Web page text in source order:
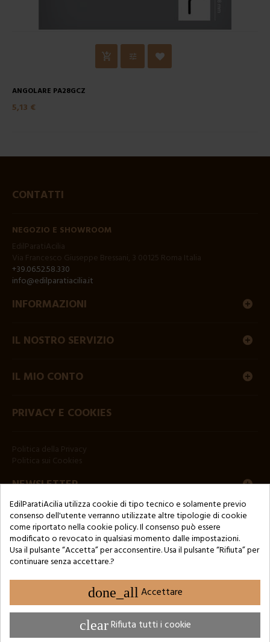
ANGOLARE PA28GCZ
5,13 €
CONTATTI
NEGOZIO E SHOWROOM
+39.06.52.58.330
info@edilparatiacilia.it
INFORMAZIONI
IL NOSTRO SERVIZIO
IL MIO CONTO
PRIVACY E COOKIES
NEWSLETTER
Copyright © 2024 by 3Enne s.r.l.s. P.IVA/C.F.: 13466181008
Numero di iscrizione REA: RM-1449325 - Registro delle Imprese di
Roma
Website Developed by M.Borzacchini - TestSide
EdilParatiAcilia utilizza cookie di tipo tecnico e solamente previo
consenso dell'utente verranno utilizzate altre tipologie di cookie
come riportato nella cookie policy. Il consenso può essere
modificato o revocato in qualsiasi momento dalle impostazioni.
Usa il pulsante “Accetta” per acconsentire. Usa il pulsante “Rifiuta” per
continuare senza accettare.?
done_all Accettare
clearRifiuta tutti i cookie